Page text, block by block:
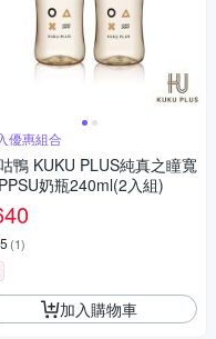
優惠組合
鴨 KUKU PLUS純真之瞳寬
奶瓶240ml(2入組)
5 (1)
加入購物車